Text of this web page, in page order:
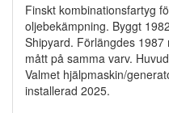
Finskt kombinationsfartyg
oljebekämpning. Byggt
Shipyard. Förlängdes
mått på samma varv.
Valmet hjälpmaskin/
installerad 2025.